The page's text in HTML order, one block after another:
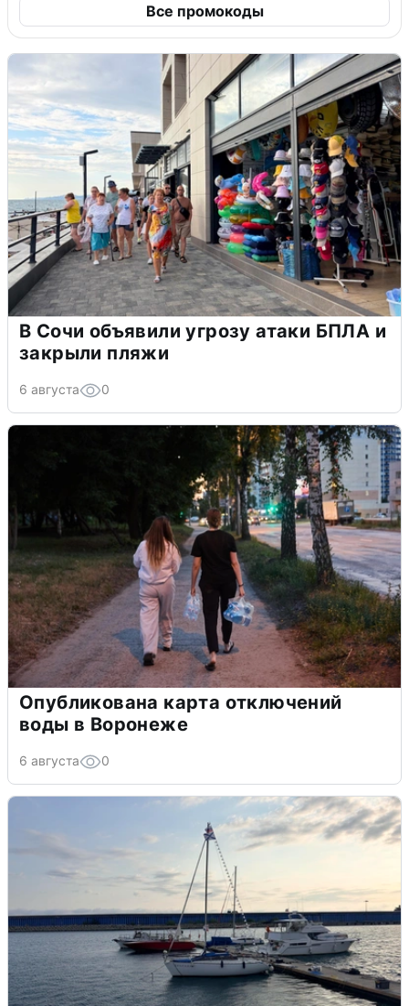
Все промокоды
В Сочи объявили угрозу атаки БПЛА и
закрыли пляжи
6 августа 0
Опубликована карта отключений
воды в Воронеже
6 августа 0